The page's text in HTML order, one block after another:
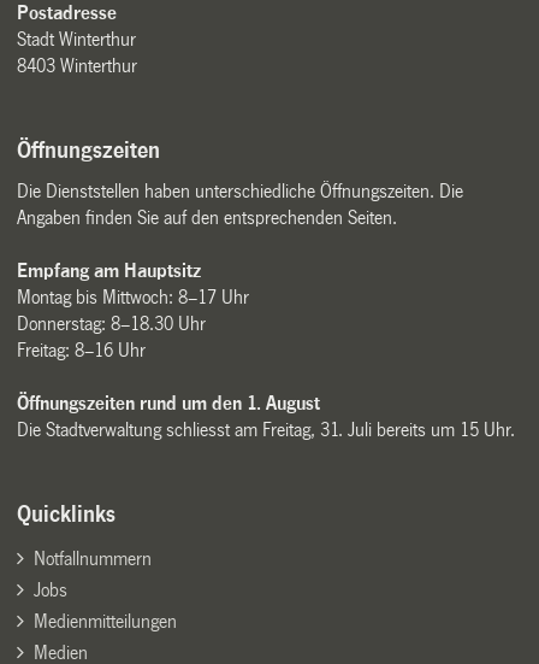
Postadresse
Stadt Winterthur
8403 Winterthur
Öffnungszeiten
Die Dienststellen haben unterschiedliche Öffnungszeiten. Die
Angaben finden Sie auf den entsprechenden Seiten.
Empfang am Hauptsitz
Montag bis Mittwoch: 8–17 Uhr
Donnerstag: 8–18.30 Uhr
Freitag: 8–16 Uhr
Öffnungszeiten rund um den 1. August
Die Stadtverwaltung schliesst am Freitag, 31. Juli bereits um 15 Uhr.
Quicklinks
Notfallnummern
Jobs
Medienmitteilungen
Medien